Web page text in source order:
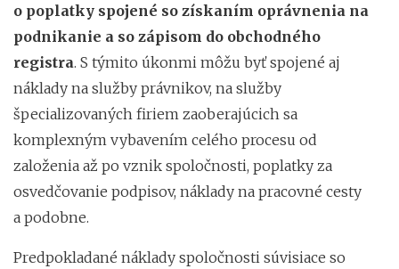
o poplatky spojené so získaním oprávnenia na
podnikanie a so zápisom do obchodného
registra. S týmito úkonmi môžu byť spojené aj
náklady na služby právnikov, na služby
špecializovaných firiem zaoberajúcich sa
komplexným vybavením celého procesu od
založenia až po vznik spoločnosti, poplatky za
osvedčovanie podpisov, náklady na pracovné cesty
a podobne.
Predpokladané náklady spoločnosti súvisiace so